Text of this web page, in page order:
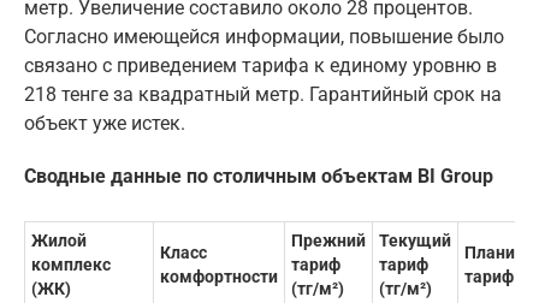
метр. Увеличение составило около 28 процентов.
Согласно имеющейся информации, повышение было
связано с приведением тарифа к единому уровню в
218 тенге за квадратный метр. Гарантийный срок на
объект уже истек.
Сводные данные по столичным объектам BI Group
Жилой
комплекс
(ЖК)
Класс
комфортности
Прежний
тариф
(тг/м²)
Текущий
тариф
(тг/м²)
тариф